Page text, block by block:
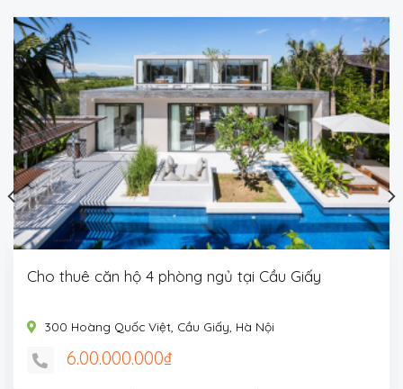
Cho thuê căn hộ 4 phòng ngủ tại Cầu Giấy
300 Hoàng Quốc Việt, Cầu Giấy, Hà Nội
6.00.000.000₫